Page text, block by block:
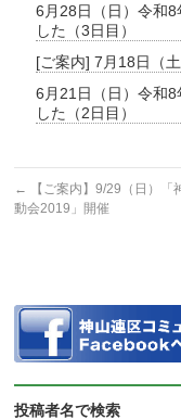
6月28日（日）令和
した（3日目）
[ご案内] 7月18日（
6月21日（日）令和
した（2日目）
←
【ご案内】9/29（日）「
動会2019」開催
投稿者名で検索